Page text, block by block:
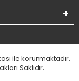
ile korunmaktadır.
Saklıdır.